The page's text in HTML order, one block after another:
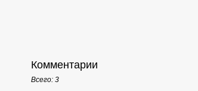
Комментарии
Всего: 3